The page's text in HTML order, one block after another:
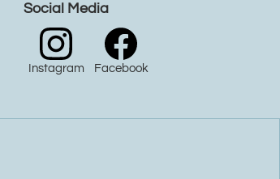
Social Media
Instagram Facebook